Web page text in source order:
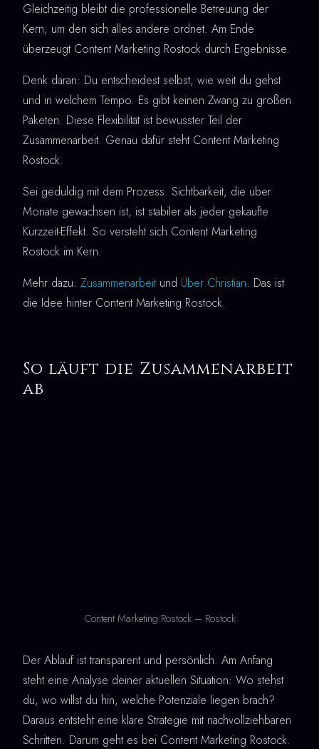
Gleichzeitig bleibt die professionelle Betreuung der
Kern, um den sich alles andere ordnet. Am Ende
überzeugt Content Marketing Rostock durch Ergebnisse.
Denk daran: Du entscheidest selbst, wie weit du gehst
und in welchem Tempo. Es gibt keinen Zwang zu großen
Paketen. Diese Flexibilität ist bewusster Teil der
Zusammenarbeit. Genau dafür steht Content Marketing
Rostock.
Sei geduldig mit dem Prozess. Sichtbarkeit, die über
Monate gewachsen ist, ist stabiler als jeder gekaufte
Kurzzeit-Effekt. So versteht sich Content Marketing
Rostock im Kern.
Mehr dazu: Zusammenarbeit und Über Christian. Das ist
die Idee hinter Content Marketing Rostock.
So läuft die Zusammenarbeit
ab
Content Marketing Rostock – Rostock
Der Ablauf ist transparent und persönlich. Am Anfang
steht eine Analyse deiner aktuellen Situation: Wo stehst
du, wo willst du hin, welche Potenziale liegen brach?
Daraus entsteht eine klare Strategie mit nachvollziehbaren
Schritten. Darum geht es bei Content Marketing Rostock.